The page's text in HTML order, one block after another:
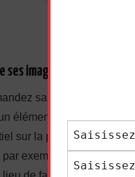
ses images pour faire
sans doute ce que
élément déclencheur du
sur la photo, puis
par exemple le cas d’une